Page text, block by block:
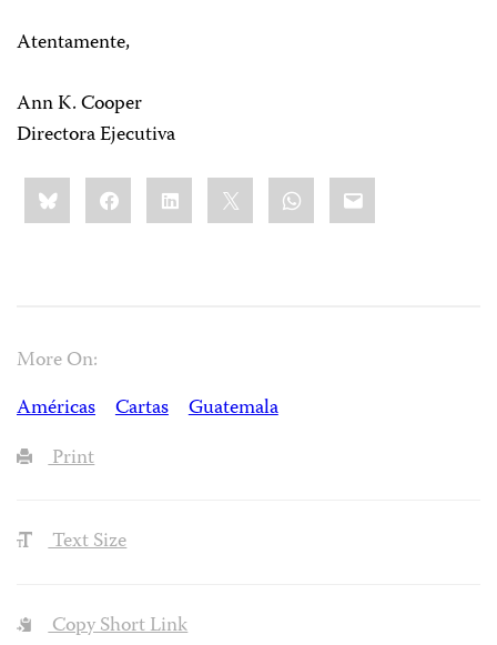
Atentamente,
Ann K. Cooper
Directora Ejecutiva
Share
this:BlueskyFacebookLinkedIn WhatsApp
Email
More On:
Américas
Cartas
Guatemala
Print
Text Size
Copy Short Link